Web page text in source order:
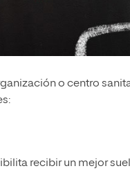
o centro
recibir un mejor